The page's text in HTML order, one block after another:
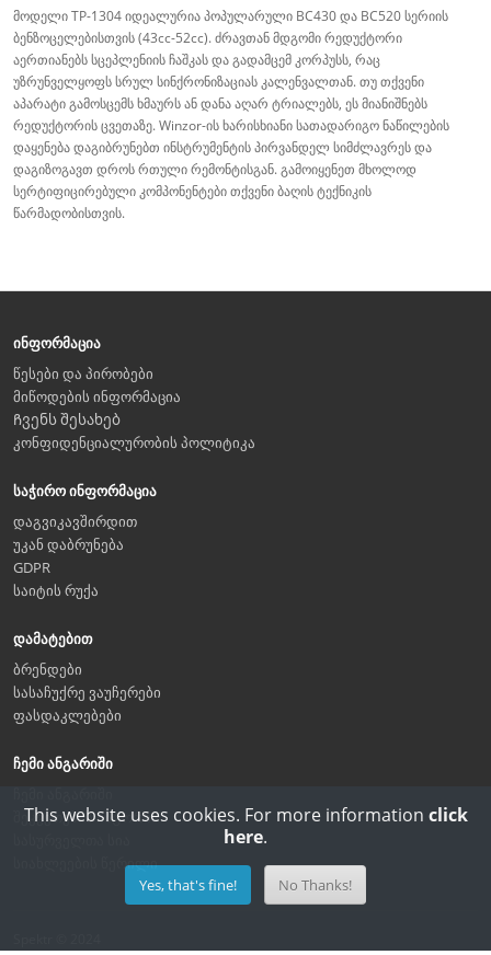
მოდელი TP-1304 იდეალურია პოპულარული BC430 და BC520 სერიის
ბენზოცელებისთვის (43cc-52cc). ძრავთან მდგომი რედუქტორი
აერთიანებს სცეპლენიის ჩაშკას და გადამცემ კორპუსს, რაც
უზრუნველყოფს სრულ სინქრონიზაციას კალენვალთან. თუ თქვენი
აპარატი გამოსცემს ხმაურს ან დანა აღარ ტრიალებს, ეს მიანიშნებს
რედუქტორის ცვეთაზე. Winzor-ის ხარისხიანი სათადარიგო ნაწილების
დაყენება დაგიბრუნებთ ინსტრუმენტის პირვანდელ სიმძლავრეს და
დაგიზოგავთ დროს რთული რემონტისგან. გამოიყენეთ მხოლოდ
სერტიფიცირებული კომპონენტები თქვენი ბაღის ტექნიკის
წარმადობისთვის.
ინფორმაცია
წესები და პირობები
მიწოდების ინფორმაცია
Ჩვენს შესახებ
კონფიდენციალურობის პოლიტიკა
საჭირო ინფორმაცია
დაგვიკავშირდით
უკან დაბრუნება
GDPR
საიტის რუქა
დამატებით
ბრენდები
სასაჩუქრე ვაუჩერები
ფასდაკლებები
ჩემი ანგარიში
შეკვეთების ისტორია
სიახლეების წერილი
This website uses cookies. For more information click
here.
Yes, that's fine! No Thanks!